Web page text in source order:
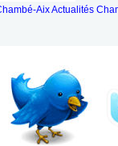
Aix Actualités